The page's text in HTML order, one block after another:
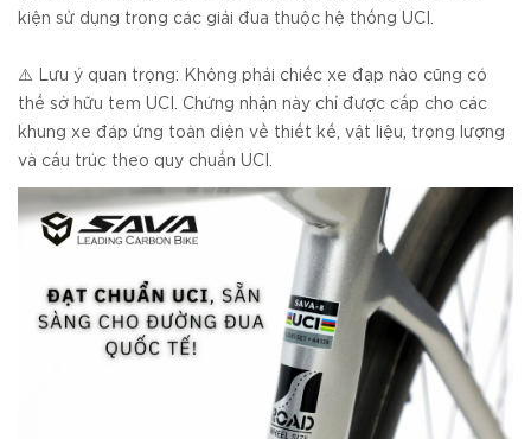
kiện sử dụng trong các giải đua thuộc hệ thống UCI.
⚠️ Lưu ý quan trọng: Không phải chiếc xe đạp nào cũng có
thể sở hữu tem UCI. Chứng nhận này chỉ được cấp cho các
khung xe đáp ứng toàn diện về thiết kế, vật liệu, trọng lượng
và cấu trúc theo quy chuẩn UCI.